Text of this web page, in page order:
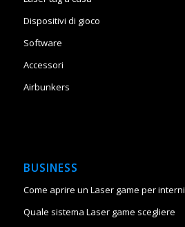
Dispositivi di gioco
Software
Accessori
Airbunkers
BUSINESS
Come aprire un Laser game per interni
Quale sistema Laser game scegliere